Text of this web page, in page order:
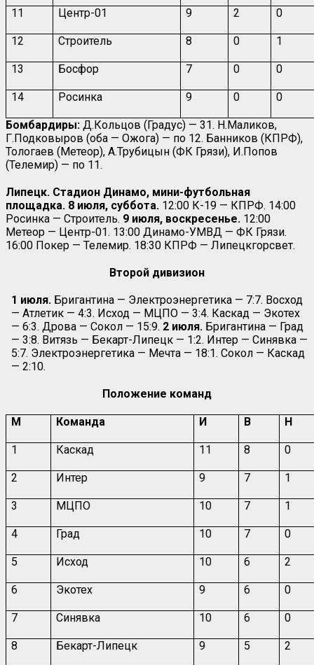
11 Центр-01 9 2 0
12 Строитель 8 0 1
13 Босфор 7 0 0
14 Росинка 9 0 0
Бомбардиры: Д.Кольцов (Градус) — 31. Н.Маликов,
Г.Подковыров (оба — Ожога) — по 12. Банников (КПРФ),
Тологаев (Метеор), А.Трубицын (ФК Грязи), И.Попов
(Телемир) — по 11.
Липецк. Стадион Динамо, мини-футбольная
площадка. 8 июля, суббота. 12:00 К-19 — КПРФ. 14:00
Росинка — Строитель. 9 июля, воскресенье. 12:00
Метеор — Центр-01. 13:00 Динамо-УМВД — ФК Грязи.
16:00 Покер — Телемир. 18:30 КПРФ — Липецкгорсвет.
Второй дивизион
1 июля.Бригантина — Электроэнергетика — 7:7. Восход
— Атлетик — 4:3. Исход — МЦПО — 3:4. Каскад — Экотех
— 6:3. Дрова — Сокол — 15:9. 2 июля. Бригантина — Град
— 3:8. Витязь — Бекарт-Липецк — 1:2. Интер — Синявка —
5:7. Электроэнергетика — Мечта — 18:1. Сокол — Каскад
— 2:10.
Положение команд
М Команда И В Н
1 Каскад 11 8 0
2 Интер 9 7 1
3 МЦПО 10 7 1
4 Град 10 7 0
5 Исход 10 6 2
6 Экотех 9 6 0
7 Синявка 10 6 0
8 Бекарт-Липецк 9 5 2